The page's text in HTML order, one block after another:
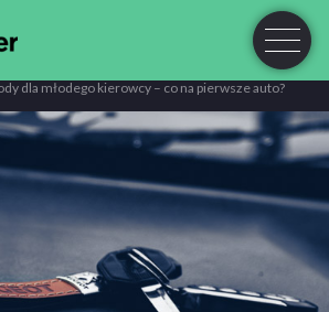
dla młodego kierowcy – co na pierwsze auto?